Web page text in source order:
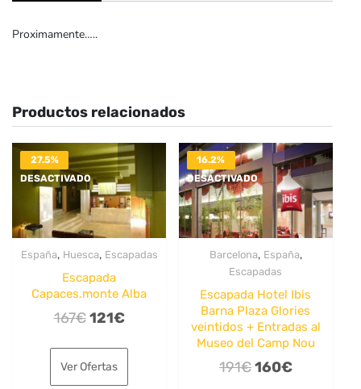
Proximamente…..
Productos relacionados
27.5%
DESACTIVADO
España, Huesca, Escapadas
Escapada
Capaces.monte Alba
167€ El
original
era:
121€El
es:
Ver Ofertas
16.2%
DESACTIVADO
Barcelona, España,
Escapadas
Escapada Hotel Ibis
Barna Plaza Glories
veintidos + Entradas al
Museo del Camp Nou
191€El
160€El